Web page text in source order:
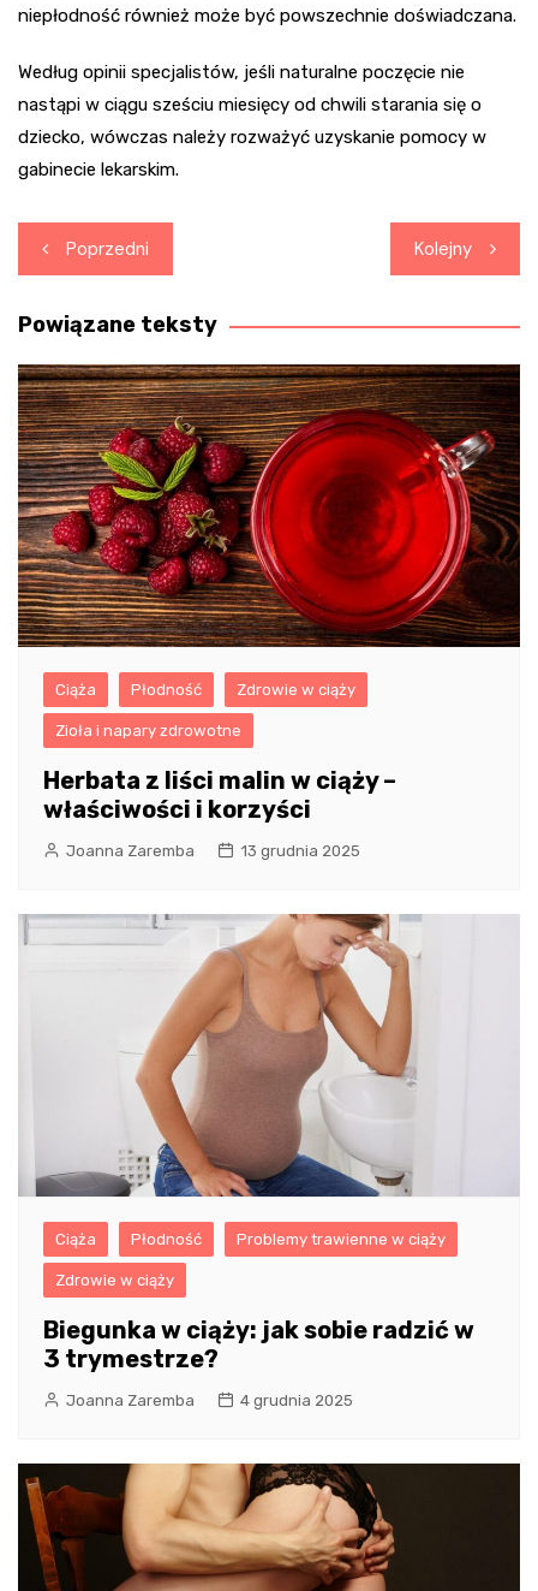
niepłodność również może być powszechnie doświadczana.
Według opinii specjalistów, jeśli naturalne poczęcie nie
nastąpi w ciągu sześciu miesięcy od chwili starania się o
dziecko, wówczas należy rozważyć uzyskanie pomocy w
gabinecie lekarskim.
Nawigacja
wpisu
Poprzedni Kolejny
Powiązane teksty
Ciąża Płodność Zdrowie w ciąży
Zioła i napary zdrowotne
Herbata z liści malin w ciąży –
właściwości i korzyści
Joanna Zaremba 13 grudnia 2025
Ciąża Płodność Problemy trawienne w ciąży
Zdrowie w ciąży
Biegunka w ciąży: jak sobie radzić w
3 trymestrze?
Joanna Zaremba 4 grudnia 2025